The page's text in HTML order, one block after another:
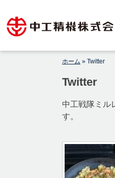
content
業100年の粉砕機製造パイオニ
アメーカー
機・ボールミルを製造している中工精機
です。微粉砕機のボールミル、連続式微
粉砕機のチューブミルを製造しておりま
ホーム » Twitter
Twitter
中工戦隊ミル
す。